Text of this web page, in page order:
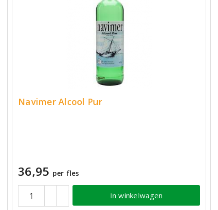
Navimer Alcool Pur
36,95 per fles
In winkelwagen